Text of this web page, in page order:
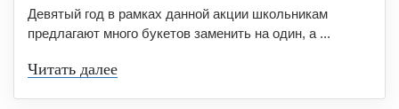
Девятый год в рамках данной акции школьникам
предлагают много букетов заменить на один, а ...
Читать далее